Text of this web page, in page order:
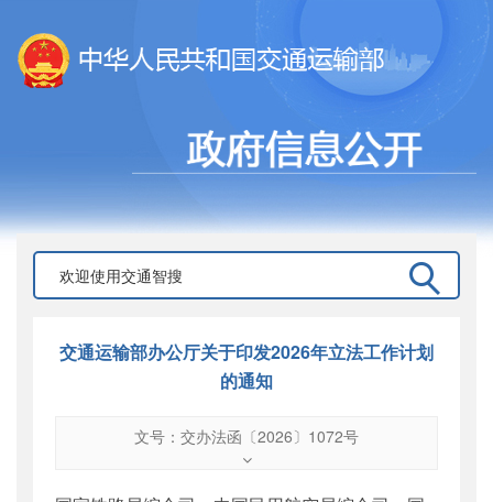
交通运输部办公厅关于印发2026年立法工作计划
的通知
文号：交办法函〔2026〕1072号
交办法函〔2026〕1072号